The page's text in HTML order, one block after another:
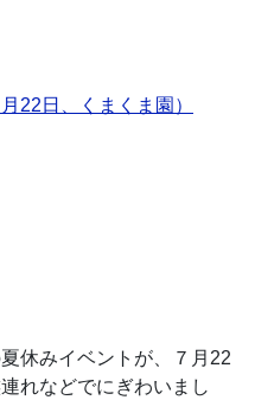
22日、くまくま園）
休みイベントが、７月22
れなどでにぎわいまし